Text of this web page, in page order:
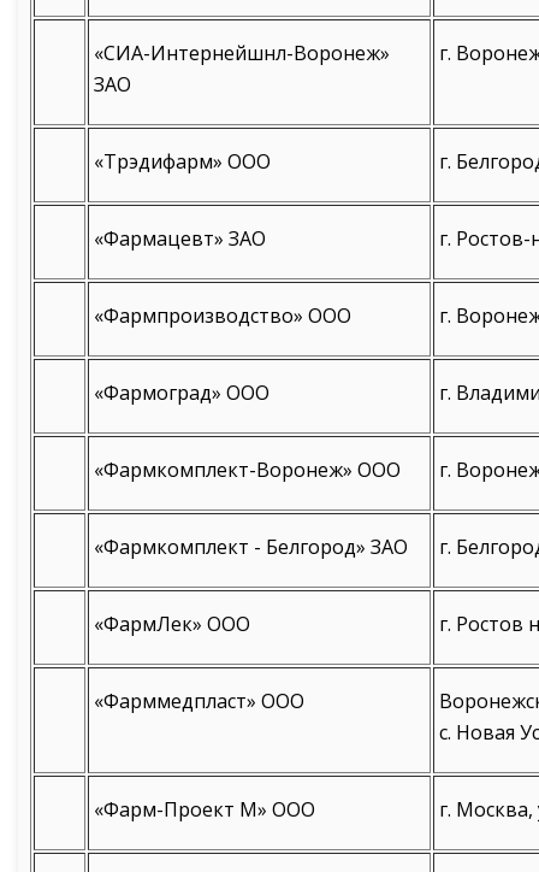
«СИА-Интернейшнл-Воронеж»
ЗАО
г.
«Трэдифарм» ООО г.
«Фармацевт» ЗАО г.
«Фармпроизводство» ООО г.
«Фармоград» ООО г.
«Фармкомплект-Воронеж» ООО г.
«Фармкомплект - Белгород» ЗАО г.
«ФармЛек» ООО г. Ростов
«Фарммедпласт» ООО
с. Новая
«Фарм-Проект М» ООО г. Москва,